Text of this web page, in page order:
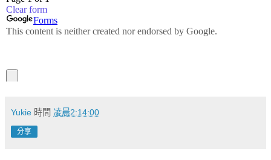
Yukie 時間 凌晨2:14:00
分享